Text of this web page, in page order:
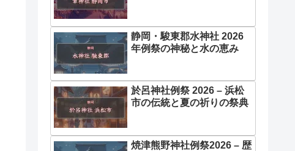
静岡・駿東郡水神社 2026
年例祭の神秘と水の恵み
於呂神社例祭 2026 – 浜松
市の伝統と夏の祈りの祭典
焼津熊野神社例祭2026 – 歴